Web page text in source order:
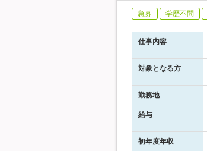
急募 学歴不問
仕事内容
対象となる方
勤務地
給与
初年度年収